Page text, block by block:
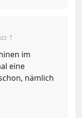
⇡
im
eine
nämlich